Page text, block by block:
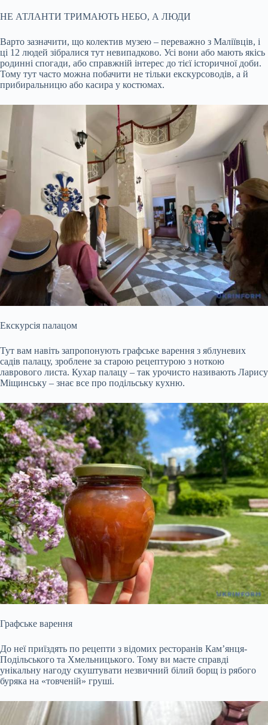
НЕ АТЛАНТИ ТРИМАЮТЬ НЕБО, А ЛЮДИ
Варто зазначити, що колектив музею – переважно з Маліївців, і
ці 12 людей зібралися тут невипадково. Усі вони або мають якісь
родинні спогади, або справжній інтерес до тієї історичної доби.
Тому тут часто можна побачити не тільки екскурсоводів, а й
прибиральницю або касира у костюмах.
Екскурсія палацом
Тут вам навіть запропонують графське варення з яблуневих
садів палацу, зроблене за старою рецептурою з ноткою
лаврового листа. Кухар палацу – так урочисто називають Ларису
Міщинську – знає все про подільську кухню.
Графське варення
До неї приїздять по рецепти з відомих ресторанів Кам’янця-
Подільського та Хмельницького. Тому ви маєте справді
унікальну нагоду скуштувати незвичний білий борщ із рябого
буряка на «товченій» груші.